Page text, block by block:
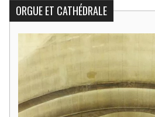
ORGUE ET CATHÉDRALE